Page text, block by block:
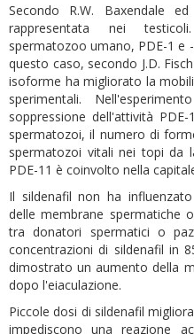
Secondo R.W. Baxendale
rappresentata nei
spermatozoo umano, PDE-1 e
questo caso, secondo J.D.
isoforme ha migliorato la
sperimentali.
soppressione dell'attività
spermatozoi, il numero di
spermatozoi vitali nei topi da
PDE-11 è coinvolto nella
Il sildenafil non ha
delle membrane spermatiche
tra donatori spermatici o
concentrazioni di sildenafil in
dimostrato un aumento della
dopo l'eiaculazione.
Piccole dosi di sildenafil
impediscono una reazione